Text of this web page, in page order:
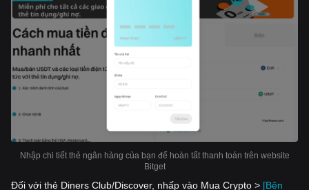
Nhập chi tiết thẻ ngân hàng của bạn để hoàn tất thanh toán trên website
Bitget
Đối với thẻ Diners Club/Discover, nhấp vào Mua Crypto > [Bên